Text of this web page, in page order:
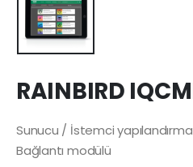
RAINBIRD
Sunucu / İstemci
Bağlantı modülü